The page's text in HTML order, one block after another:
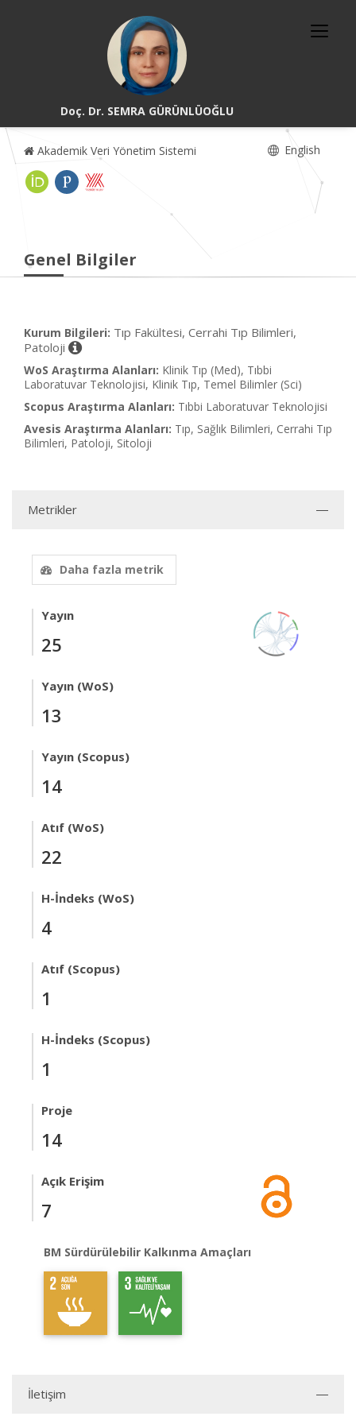
Doç. Dr. SEMRA GÜRÜNLÜOĞLU
Akademik Veri Yönetim Sistemi English
Genel Bilgiler
Kurum Bilgileri: Tıp Fakültesi, Cerrahi Tıp Bilimleri,
Patoloji
WoS Araştırma Alanları: Klinik Tıp (Med), Tıbbi
Laboratuvar Teknolojisi, Klinik Tıp, Temel Bilimler (Sci)
Scopus Araştırma Alanları: Tıbbi Laboratuvar Teknolojisi
Avesis Araştırma Alanları: Tıp, Sağlık Bilimleri, Cerrahi Tıp
Bilimleri, Patoloji, Sitoloji
Metrikler
Daha fazla metrik
Yayın
25
Yayın (WoS)
13
Yayın (Scopus)
14
Atıf (WoS)
22
H-İndeks (WoS)
4
Atıf (Scopus)
1
H-İndeks (Scopus)
1
Proje
14
Açık Erişim
7
BM Sürdürülebilir Kalkınma Amaçları
İletişim